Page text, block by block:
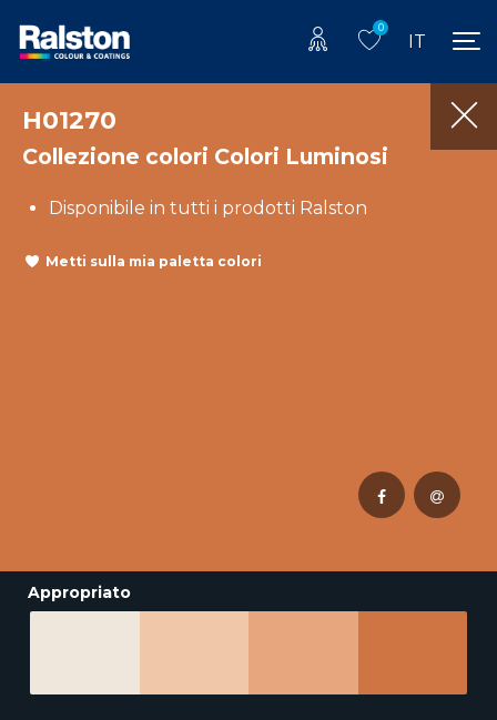
0
IT
H01270
Collezione colori Colori Luminosi
Disponibile in tutti i prodotti Ralston
Metti sulla mia paletta colori
Appropriato